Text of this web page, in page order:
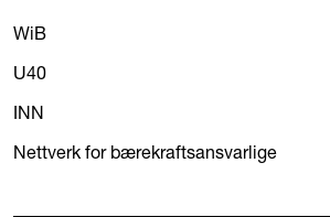
WiB
U40
INN
Nettverk for bærekraftsansvarlige